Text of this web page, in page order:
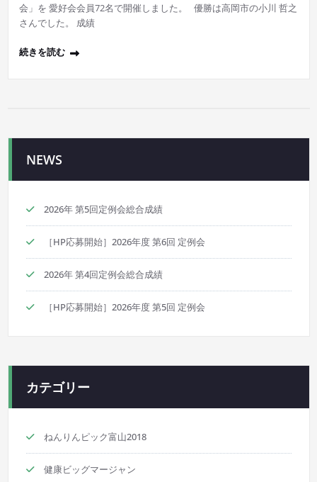
会」を 愛好会会員72名で開催しました。 優勝は高岡市の小川 哲之
さんでした。 成績
続きを読む
NEWS
2026年 第5回定例会総合成績
［HP応募開始］2026年度 第6回 定例会
2026年 第4回定例会総合成績
［HP応募開始］2026年度 第5回 定例会
カテゴリー
ねんりんピック富山2018
健康ビッグマージャン